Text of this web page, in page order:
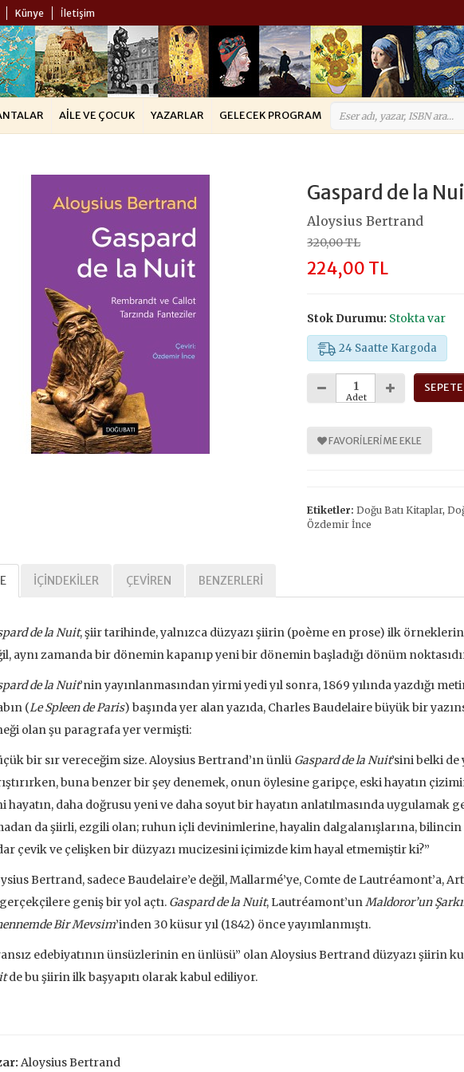
Künye İletişim
AILE VE ÇOCUK YAZARLAR GELECEK PROGRAM
%
30
Özgürlük
TL
Kargoda
Gaspard de la
Aloysius Bertrand
320,00 TL
224,00 TL
Stok Durumu: Stokta var
24 Saatte Kargoda
Adet
FAVORILERIME EKLE
Etiketler: Doğu Batı Kitaplar,
Özdemir İnce
İÇINDEKILER ÇEVIREN BENZERLERI
de la Nuit, şiir tarihinde, yalnızca düzyazı şiirin (poème en prose) ilk
aynı zamanda bir dönemin kapanıp yeni bir dönemin başladığı dönüm
de la Nuit’nin yayınlanmasından yirmi yedi yıl sonra, 1869 yılında yazdığı
(Le Spleen de Paris) başında yer alan yazıda, Charles Baudelaire büyük bir
olan şu paragrafa yer vermişti:
bir sır vereceğim size. Aloysius Bertrand’ın ünlü Gaspard de la Nuit’sini belki
buna benzer bir şey denemek, onun öylesine garipçe, eski hayatın
hayatın, daha doğrusu yeni ve daha soyut bir hayatın anlatılmasında uygulamak
da şiirli, ezgili olan; ruhun içli devinimlerine, hayalin dalgalanışlarına, bilincin
çevik ve çelişken bir düzyazı mucizesini içimizde kim hayal etmemiştir ki?”
Bertrand, sadece Baudelaire’e değil, Mallarmé’ye, Comte de Lautréamont’a,
geniş bir yol açtı. Gaspard de la Nuit, Lautréamont’unMaldoror’un
Bir Mevsim’inden 30 küsur yıl (1842) önce yayımlanmıştı.
edebiyatının ünsüzlerinin en ünlüsü” olan Aloysius Bertrand düzyazı şiirin
de bu şiirin ilk başyapıtı olarak kabul ediliyor.
Aloysius Bertrand